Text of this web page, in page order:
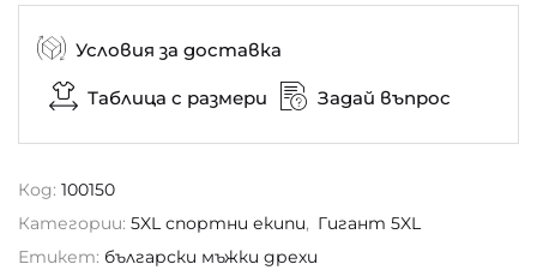
Условия за доставка
Таблица с размери Задай въпрос
Код: 100150
Категории: 5XL спортни екипи, Гигант 5XL
Етикет: български мъжки дрехи